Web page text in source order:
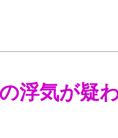
浮気が疑